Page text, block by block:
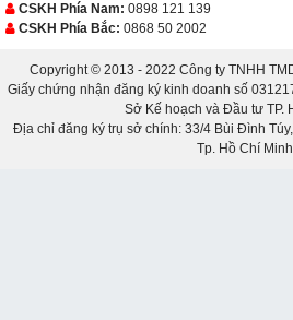
CSKH Phía Nam: 0898 121 139
CSKH Phía Bắc: 0868 50 2002
Copyright © 2013 - 2022 Công ty TNHH
Giấy chứng nhận đăng ký kinh doanh số
Sở Kế hoạch và Đầu tư TP.
Địa chỉ đăng ký trụ sở chính: 33/4 Bùi Đình
Tp. Hồ Chí Minh